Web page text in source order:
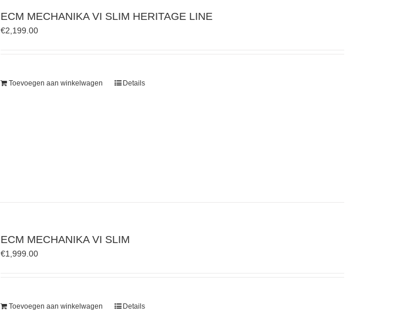
ECM MECHANIKA VI SLIM HERITAGE LINE
€2,199.00
Toevoegen aan winkelwagen Details
ECM MECHANIKA VI SLIM
€1,999.00
Toevoegen aan winkelwagen Details